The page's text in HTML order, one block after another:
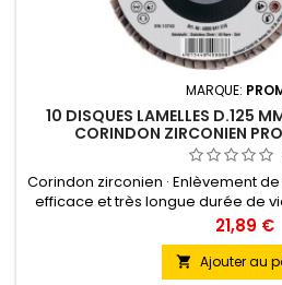
MARQUE:
10 DISQUES LAMELLES D.125
CORINDON ZIRCONIEN
Corindon zirconien · Enlèvement
efficace et très longue durée de
les aciers alliés, non alliés et
très solides, l’acier inoxydable ·
pour le meulage grossier et
des cordons de soudure,
Prix
21,89 €
 Ajouter au